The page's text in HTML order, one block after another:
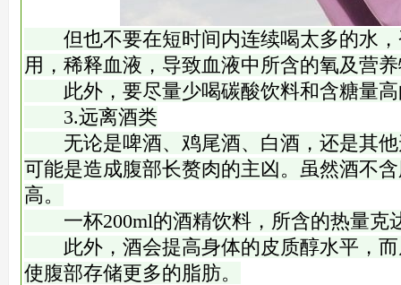
但也不要在短时间内连续喝太多的水，
用，稀释血液，导致血液中所含的氧及营
此外，要尽量少喝碳酸饮料和含糖量高
3.远离酒类
无论是啤酒、鸡尾酒、白酒，还是其他
可能是造成腹部长赘肉的主凶。虽然酒不
高。
一杯200ml的酒精饮料，所含的热量克
此外，酒会提高身体的皮质醇水平，而
使腹部存储更多的脂肪。